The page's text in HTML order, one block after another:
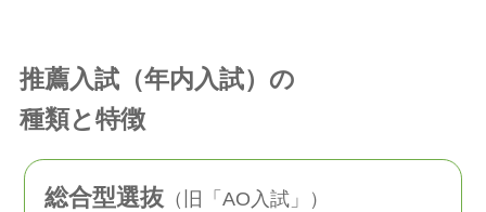
推薦入試（年内入試）の
種類と特徴
総合型選抜 （旧「AO入試」）